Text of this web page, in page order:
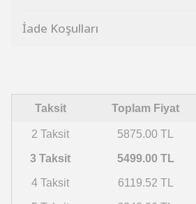
İade Koşulları
Taksit Toplam Fiyat
2 Taksit 5875.00 TL
3 Taksit 5499.00 TL
4 Taksit 6119.52 TL